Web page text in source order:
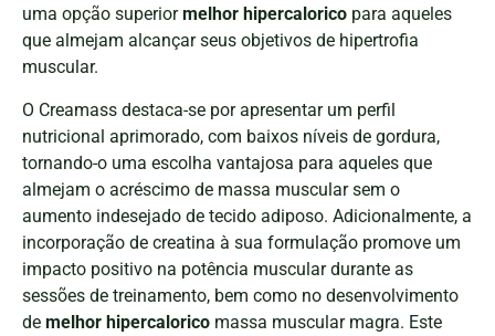
uma opção superiormelhor hipercalorico para aqueles
que almejam alcançar seus objetivos de hipertrofia
muscular.
O Creamass destaca-se por apresentar um perfil
nutricional aprimorado, com baixos níveis de gordura,
tornando-o uma escolha vantajosa para aqueles que
almejam o acréscimo de massa muscular sem o
aumento indesejado de tecido adiposo. Adicionalmente, a
incorporação de creatina à sua formulação promove um
impacto positivo na potência muscular durante as
sessões de treinamento, bem como no desenvolvimento
de melhor hipercalorico massa muscular magra. Este